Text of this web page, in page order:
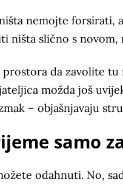
nemojte forsirati,
ništa slično s novom,
da zavolite
možda još
– objašnjavaju
samo
odahnuti. No,